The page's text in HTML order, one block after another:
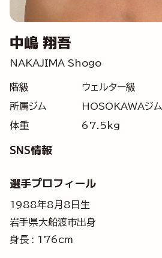
中嶋 翔吾
NAKAJIMA Shogo
階級
ウェルター級
所属ジム
HOSOKAWAジム
体重
67.5kg
SNS情報
選手プロフィール
1988年8月8日生
岩手県大船渡市出身
身長 : 176cm